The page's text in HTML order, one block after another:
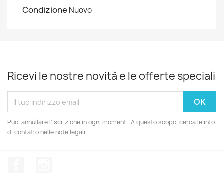
Condizione Nuovo
Ricevi le nostre novità e le offerte speciali
Puoi annullare l'iscrizione in ogni momenti. A questo scopo, cerca le info
di contatto nelle note legali.